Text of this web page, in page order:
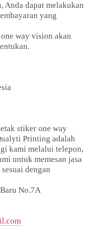
Anda dapat melakukan
yang
way vision akan
stiker one way
Printing adalah
kami melalui telepon,
untuk memesan jasa
dengan
No.7A